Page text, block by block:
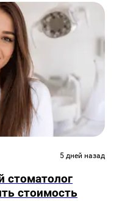
5 дней назад
стоматолог
стоимость